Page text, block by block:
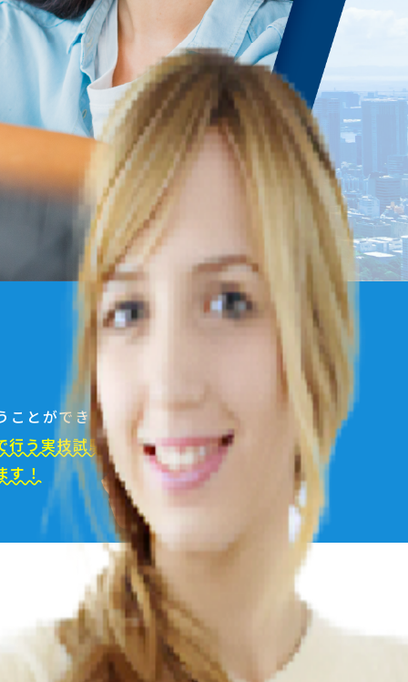
はこちら
特定商取引法に基づく表記 サイトマップ
ことができます。
う実技試験。
す！